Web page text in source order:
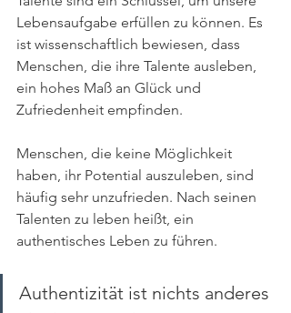
Lebensaufgabe erfüllen zu können. Es
ist wissenschaftlich bewiesen, dass
Menschen, die ihre Talente ausleben,
ein hohes Maß an Glück und
Zufriedenheit empfinden.
Menschen, die keine Möglichkeit
haben, ihr Potential auszuleben, sind
häufig sehr unzufrieden. Nach seinen
Talenten zu leben heißt, ein
authentisches Leben zu führen.
Authentizität ist nichts anderes